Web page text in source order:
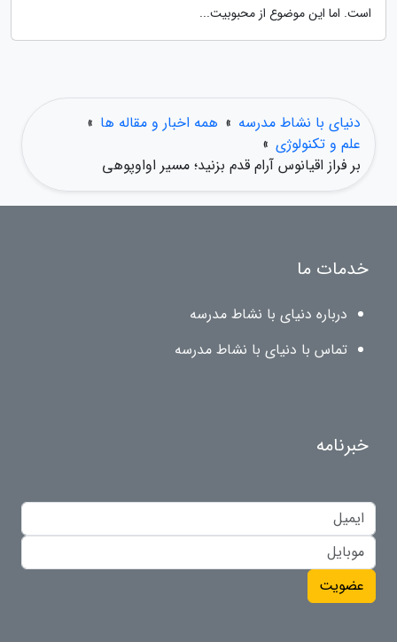
است. اما این موضوع از محبوبیت...
دنیای با نشاط مدرسه » همه اخبار و مقاله ها »
علم و تکنولوژی »
بر فراز اقیانوس آرام قدم بزنید؛ مسیر اواوپوهی
خدمات ما
درباره دنیای با نشاط مدرسه
تماس با دنیای با نشاط مدرسه
خبرنامه
عضویت